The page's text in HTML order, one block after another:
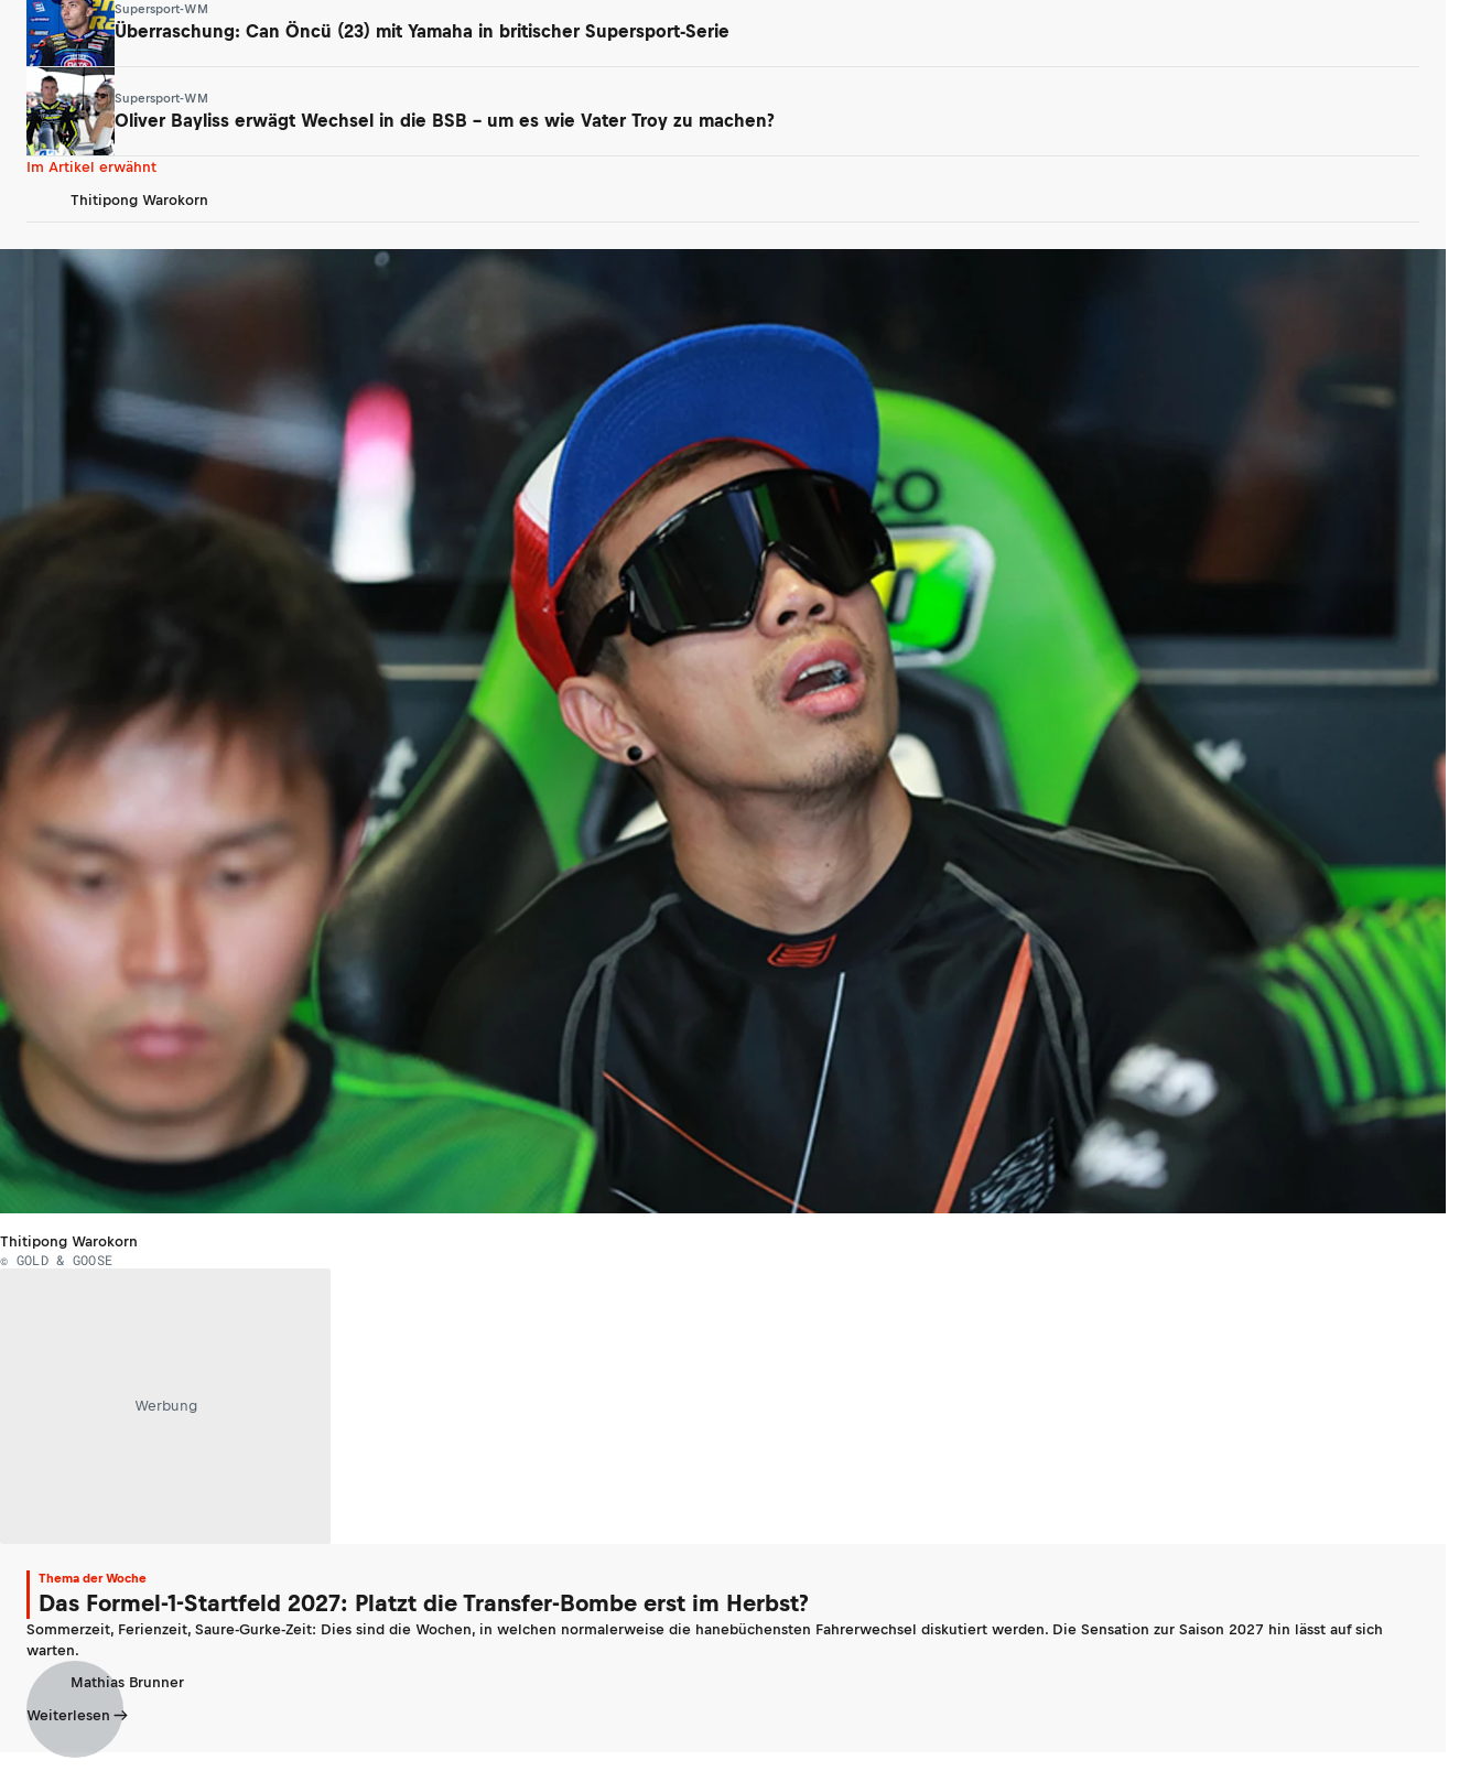
Supersport-WM
Überraschung: Can Öncü (23) mit Yamaha in britischer Supersport-Serie
Supersport-WM
Oliver Bayliss erwägt Wechsel in die BSB – um es wie Vater Troy zu machen?
Im Artikel erwähnt
Thitipong Warokorn
Thitipong Warokorn
© GOLD & GOOSE
Werbung
Thema der Woche
Das Formel-1-Startfeld 2027: Platzt die Transfer-Bombe erst im Herbst?
Sommerzeit, Ferienzeit, Saure-Gurke-Zeit: Dies sind die Wochen, in welchen normalerweise die hanebüchensten Fahrerwechsel diskutiert werden. Die Sensation zur Saison 2027 hin lässt auf sich
warten.
Mathias Brunner
Weiterlesen